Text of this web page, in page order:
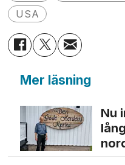
USA
Mer läsning
Nu